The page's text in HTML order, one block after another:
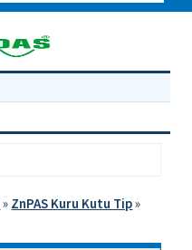
» ZnPAS Kuru Kutu Tip»